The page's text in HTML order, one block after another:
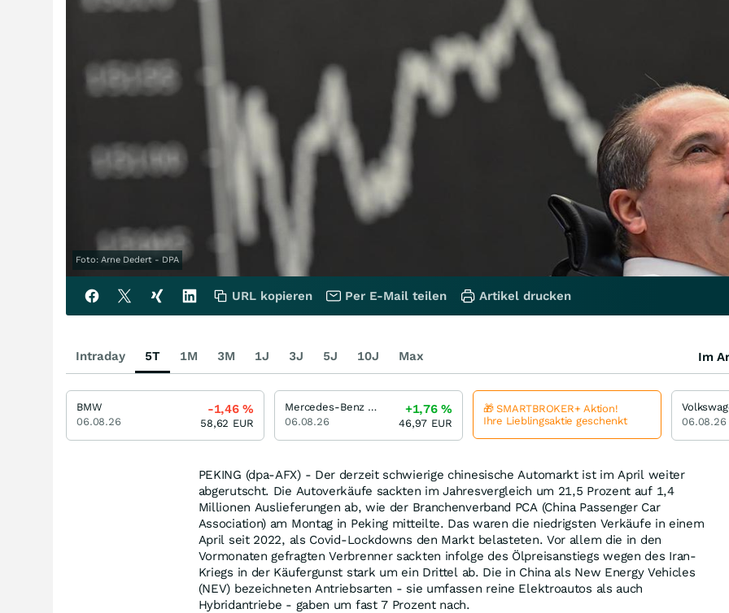
Foto: Arne Dedert - DPA
PEKING (dpa-AFX) - Der derzeit schwierige chinesische Automarkt ist im April weiter
abgerutscht. Die Autoverkäufe sackten im Jahresvergleich um 21,5 Prozent auf 1,4
Millionen Auslieferungen ab, wie der Branchenverband PCA (China Passenger Car
Association) am Montag in Peking mitteilte. Das waren die niedrigsten Verkäufe in einem
April seit 2022, als Covid-Lockdowns den Markt belasteten. Vor allem die in den
Vormonaten gefragten Verbrenner sackten infolge des Ölpreisanstiegs wegen des Iran-
Kriegs in der Käufergunst stark um ein Drittel ab. Die in China als New Energy Vehicles
(NEV) bezeichneten Antriebsarten - sie umfassen reine Elektroautos als auch
Hybridantriebe - gaben um fast 7 Prozent nach.
URL kopieren Per E-Mail teilen Artikel drucken
Intraday 5T 1M 3M 1J 3J 5J 10J Max Im
BMW
06.08.26
-1,46%
58,62 EUR
Mercedes-Benz Group
06.08.26
+1,76%
46,97 EUR
🎁 SMARTBROKER+ Aktion!
Ihre Lieblingsaktie geschenkt
06.08.26